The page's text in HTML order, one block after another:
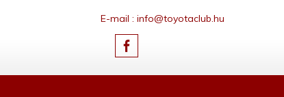
E-mail : info@toyotaclub.hu